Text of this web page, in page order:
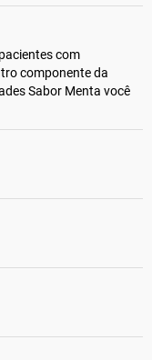
com
componente da
Sabor Menta você